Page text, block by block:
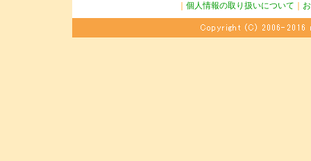
個人情報の取り扱いについて